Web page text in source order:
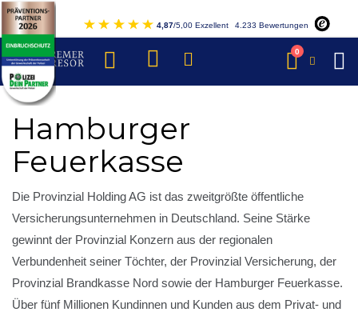
Direkt
zum
Inhalt
4,87/5,00 Exzellent 4.233 Bewertungen
Warenkorb
0 Artikel
Hamburger
Feuerkasse
Die Provinzial Holding AG ist das zweitgrößte öffentliche
Versicherungsunternehmen in Deutschland. Seine Stärke
gewinnt der Provinzial Konzern aus der regionalen
Verbundenheit seiner Töchter, der Provinzial Versicherung, der
Provinzial Brandkasse Nord sowie der Hamburger Feuerkasse.
Über fünf Millionen Kundinnen und Kunden aus dem Privat- und